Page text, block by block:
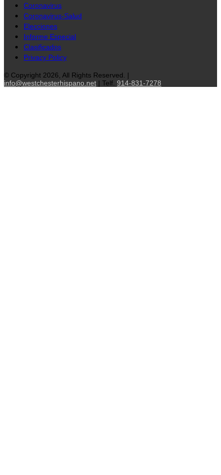
Coronavirus
Coronavirus-Salud
Elecciones
Informe Especial
Clasificados
Privacy Policy
© Copyright 2026, All Rights Reserved. |
info@westchesterhispano.net | Telf. 914-831-7278